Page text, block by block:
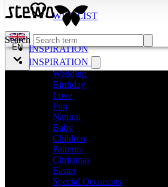
INSPIRATION
Search
INSPIRATION
Wedding
Birthday
Love
Fun
Natural
Baby
Children
Patterns
Christmas
Easter
Special Occaisons
WISHLIST
EN